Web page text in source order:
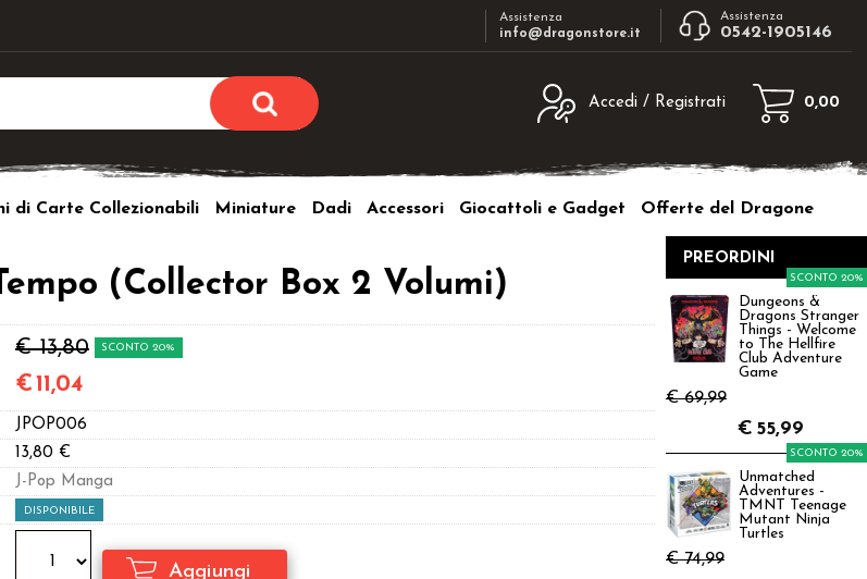
Assistenza
info@dragonstore.it
Assistenza
0542-1905146
Accedi / Registrati
utente e la password e poi clicca sul
Nome utente:
Password:
sito clicca sul pulsante "Registrati"
0,00
di Carte Collezionabili Miniature Dadi Accessori Giocattoli e Gadget Offerte del Dragone
(Collector Box 2 Volumi)
€ 13,80 SCONTO 20%
€ 11,04
JPOP006
13,80 €
J-Pop Manga
DISPONIBILE
PREORDINI
Dungeons &
Dragons Stranger
Things - Welcome
to The Hellfire
Club Adventure
Game
€ 69,99
SCONTO 20%
€ 55,99
Unmatched
Adventures -
TMNT Teenage
Mutant Ninja
Turtles
€ 74,99
SCONTO 20%